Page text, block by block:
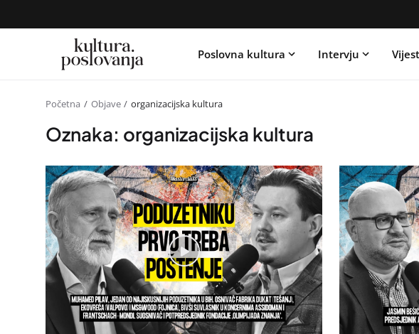
Poslovna kultura Intervju
Početna Objave organizacijska kultura
Oznaka: organizacijska kultura